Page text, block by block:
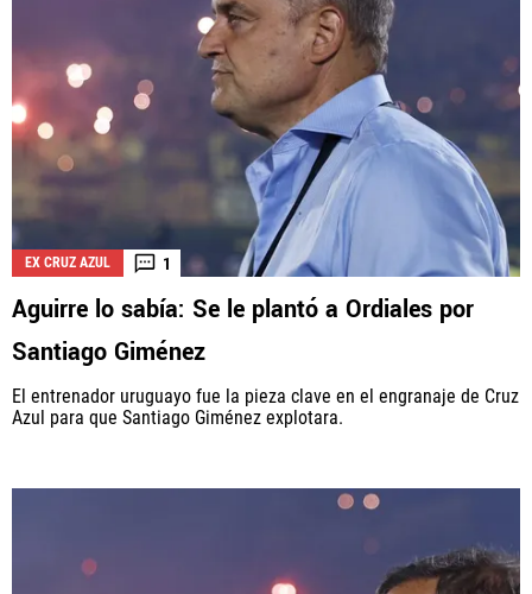
EX CRUZ AZUL 1
Aguirre lo sabía: Se le plantó a Ordiales por
Santiago Giménez
El entrenador uruguayo fue la pieza clave en el engranaje de Cruz
Azul para que Santiago Giménez explotara.